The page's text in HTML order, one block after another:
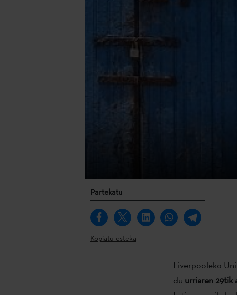
Partekatu
Kopiatu esteka
Liverpooleko
du urriaren 29tik